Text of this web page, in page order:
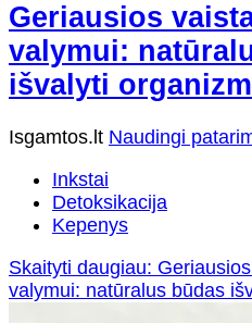
Geriausios
valymui:
išvalyti
Isgamtos.lt Naudingi
Inkstai
Detoksikacija
Kepenys
Skaityti daugiau:
valymui: natūralus būdas